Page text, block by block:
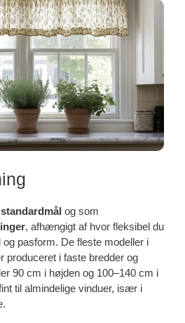
standardmål og som
, afhængigt af hvor fleksibel du
pasform. De fleste modeller i
produceret i faste bredder og
90 cm i højden og 100–140 cm i
til almindelige vinduer, især i